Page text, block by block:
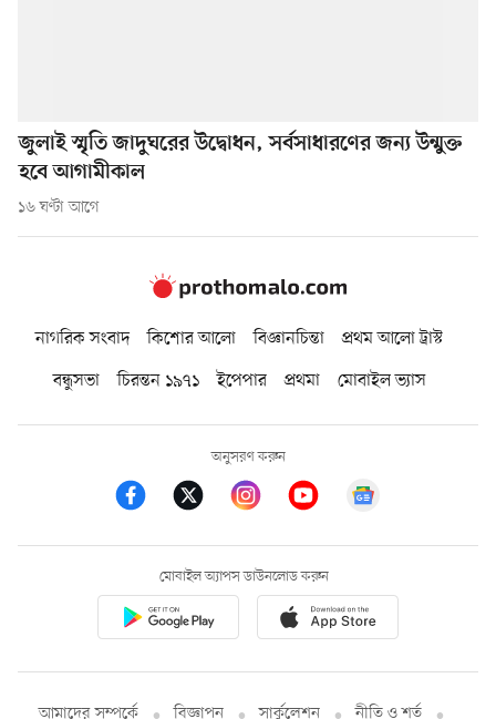
জুলাই স্মৃতি জাদুঘরের উদ্বোধন, সর্বসাধারণের জন্য উন্মুক্ত
হবে আগামীকাল
১৬ ঘণ্টা আগে
নাগরিক সংবাদ কিশোর আলো বিজ্ঞানচিন্তা
প্রথম আলো ট্রাস্ট
বন্ধুসভা
চিরন্তন ১৯৭১ ইপেপার প্রথমা মোবাইল ভ্যাস
অনুসরণ করুন
মোবাইল অ্যাপস ডাউনলোড করুন
আমাদের সম্পর্কে বিজ্ঞাপন সার্কুলেশন নীতি ও শর্ত